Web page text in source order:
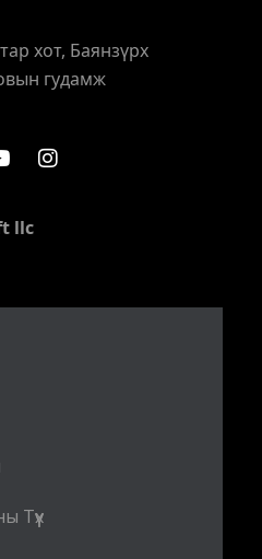
хот, Баянзүрх
гудамж
llc
Түүх